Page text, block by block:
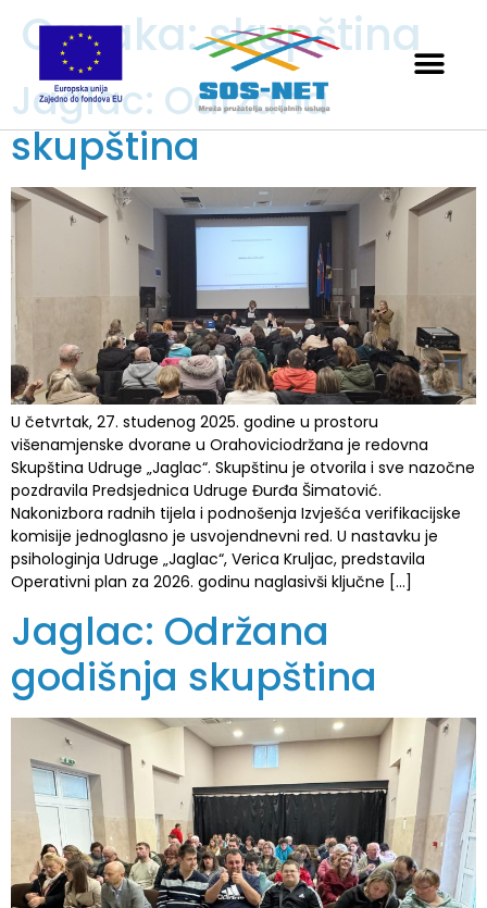
Oznaka:skupština
Jaglac: Održana
skupština
U četvrtak, 27. studenog 2025. godine u prostoru
višenamjenske dvorane u Orahoviciodržana je redovna
Skupština Udruge „Jaglac“. Skupštinu je otvorila i sve nazočne
pozdravila Predsjednica Udruge Đurđa Šimatović.
Nakonizbora radnih tijela i podnošenja Izvješća verifikacijske
komisije jednoglasno je usvojendnevni red. U nastavku je
psihologinja Udruge „Jaglac“, Verica Kruljac, predstavila
Operativni plan za 2026. godinu naglasivši ključne […]
Jaglac: Održana
godišnja skupština